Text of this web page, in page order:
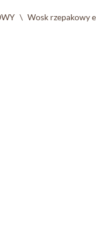
\ Wosk rzepakowy